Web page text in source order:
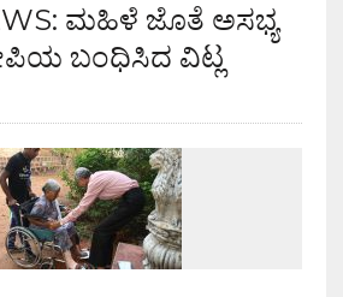
ಮಹಿಳೆ ಜೊತೆ ಅಸಭ್ಯ
ಬಂಧಿಸಿದ ವಿಟ್ಲ